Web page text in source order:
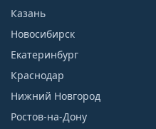
Казань
Новосибирск
Екатеринбург
Краснодар
Нижний Новгород
Ростов-на-Дону